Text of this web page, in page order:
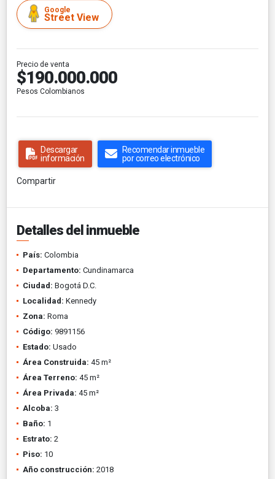
Google
Street View
Precio de venta
$190.000.000
Pesos Colombianos
Descargar
información
Recomendar inmueble
por correo electrónico
Compartir
Detalles del inmueble
País: Colombia
Departamento: Cundinamarca
Ciudad: Bogotá D.C.
Localidad: Kennedy
Zona: Roma
Código: 9891156
Estado: Usado
Área Construida: 45 m²
Área Terreno: 45 m²
Área Privada: 45 m²
Alcoba: 3
Baño: 1
Estrato: 2
Piso: 10
Año construcción: 2018